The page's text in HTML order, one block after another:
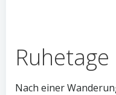
Ruhetage
Nach einer